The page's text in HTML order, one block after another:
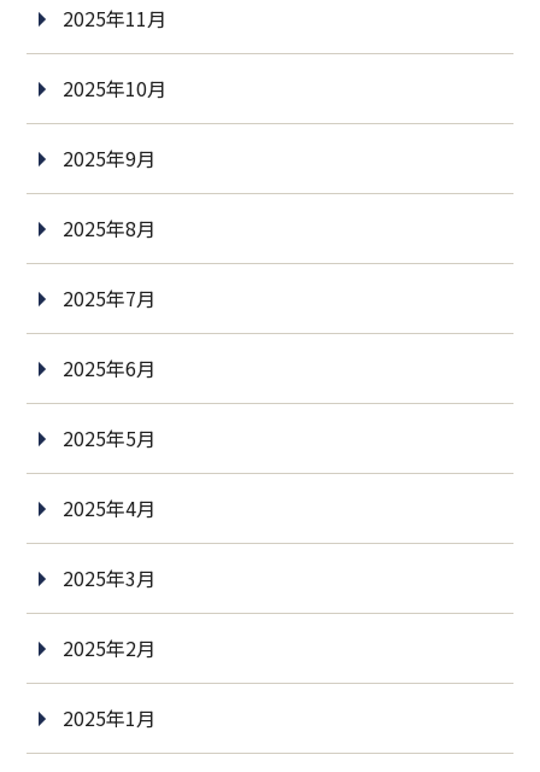
2025年11月
2025年10月
2025年9月
2025年8月
2025年7月
2025年6月
2025年5月
2025年4月
2025年3月
2025年2月
2025年1月